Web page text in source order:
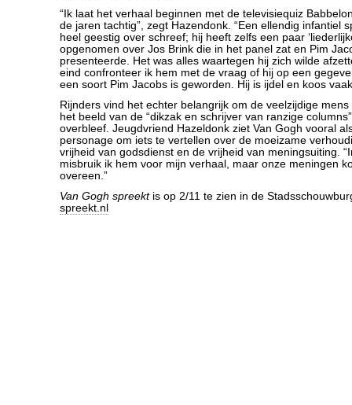
“Ik laat het verhaal beginnen met de televisiequiz
de jaren tachtig”, zegt Hazendonk. “Een ellendig infantiel
heel geestig over schreef; hij heeft zelfs een paar
opgenomen over Jos Brink die in het panel zat en Pim
presenteerde. Het was alles waartegen hij zich wilde
eind confronteer ik hem met de vraag of hij op een
een soort Pim Jacobs is geworden. Hij is ijdel en koos
Rijnders vind het echter belangrijk om de veelzijdige
het beeld van de “dikzak en schrijver van ranzige
overbleef. Jeugdvriend Hazeldonk ziet Van Gogh vooral
personage om iets te vertellen over de moeizame
vrijheid van godsdienst en de vrijheid van meningsuiting.
misbruik ik hem voor mijn verhaal, maar onze meningen
overeen.”
Van Gogh spreektis op 2/11 te zien in de
spreekt.nl